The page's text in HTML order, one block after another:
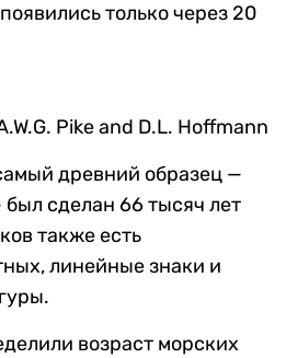
только через 20
Pike and D.L. Hoffmann
древний образец —
сделан 66 тысяч лет
также есть
линейные знаки и
возраст морских